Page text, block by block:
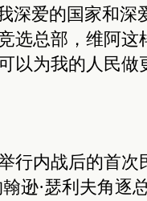
深爱的国家和深
选总部，维阿这
以为我的人民做
内战后的首次
逊·瑟利夫角逐